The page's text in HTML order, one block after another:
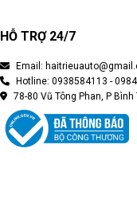
HỖ TRỢ 24/7
Email:
Hotline: 0938584113 -
78-80 Vũ Tông Phan, P